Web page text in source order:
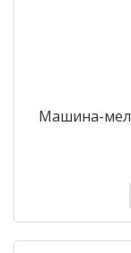
Машина-